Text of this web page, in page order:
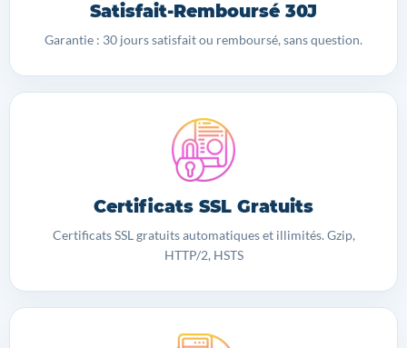
Satisfait-Remboursé 30J
Garantie : 30 jours satisfait ou remboursé, sans question.
Certificats SSL Gratuits
Certificats SSL gratuits automatiques et illimités. Gzip,
HTTP/2, HSTS